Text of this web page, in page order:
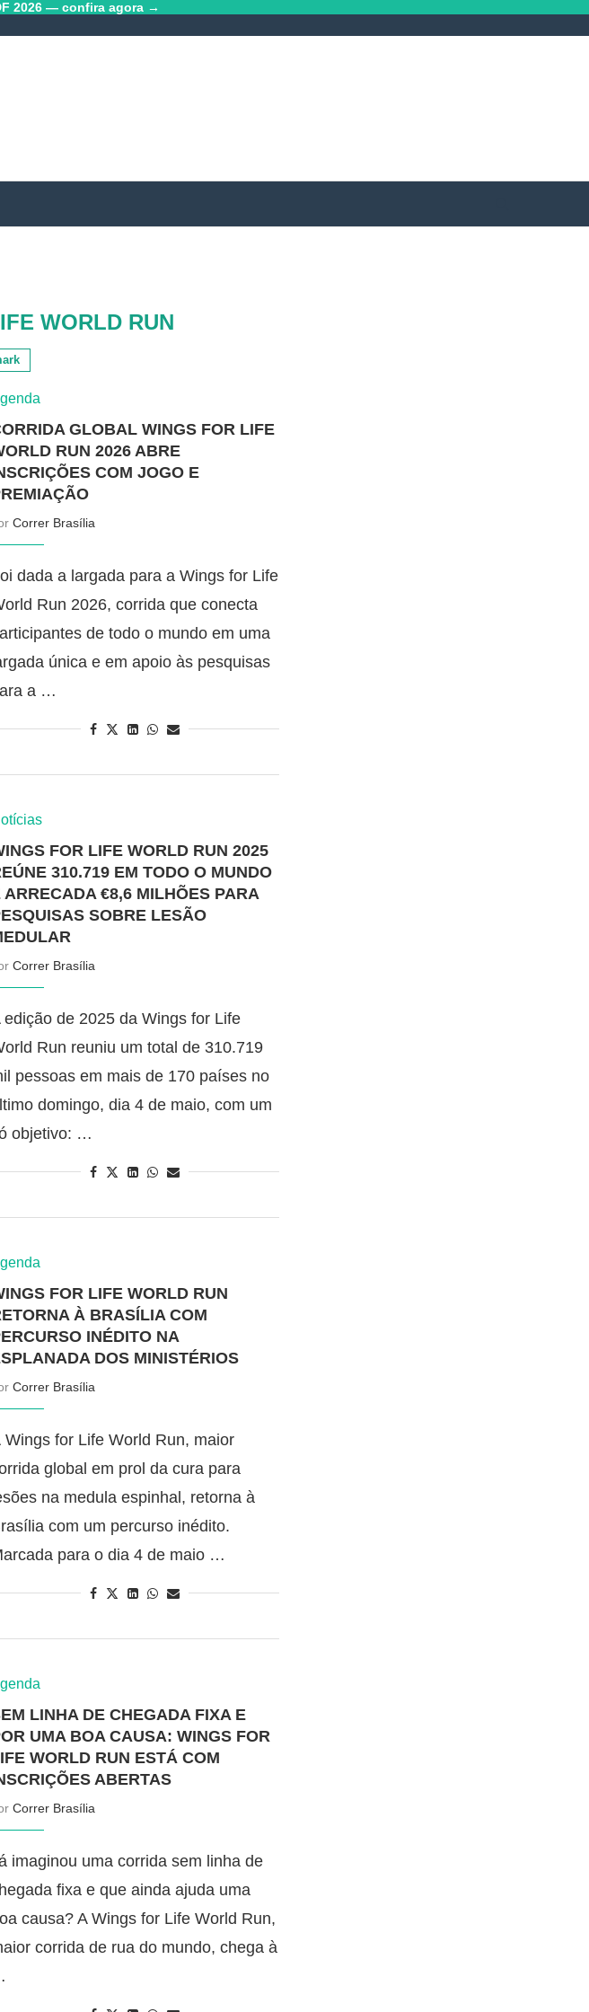
2026 — confira agora →
WORLD RUN
GLOBAL WINGS FOR LIFE
RUN 2026 ABRE
COM JOGO E
Correr Brasília
dada a largada para a Wings for Life
Run 2026, corrida que conecta
de todo o mundo em uma
única e em apoio às pesquisas
a …
FOR LIFE WORLD RUN 2025
310.719 EM TODO O MUNDO
ARRECADA €8,6 MILHÕES PARA
SOBRE LESÃO
Correr Brasília
edição de 2025 da Wings for Life
Run reuniu um total de 310.719
pessoas em mais de 170 países no
domingo, dia 4 de maio, com um
objetivo: …
FOR LIFE WORLD RUN
À BRASÍLIA COM
INÉDITO NA
DOS MINISTÉRIOS
Correr Brasília
Wings for Life World Run, maior
global em prol da cura para
na medula espinhal, retorna à
com um percurso inédito.
para o dia 4 de maio …
LINHA DE CHEGADA FIXA E
UMA BOA CAUSA: WINGS FOR
WORLD RUN ESTÁ COM
ABERTAS
Correr Brasília
imaginou uma corrida sem linha de
fixa e que ainda ajuda uma
causa? A Wings for Life World Run,
corrida de rua do mundo, chega à